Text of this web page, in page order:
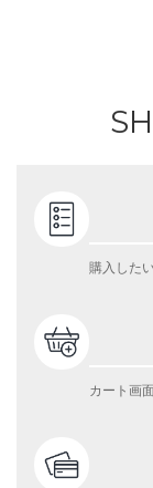
購入した
カート画